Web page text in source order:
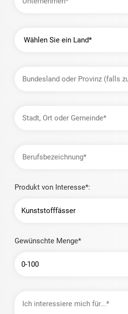
oder
Provinz
Ort
oder
Produkt von Interesse*:
Gewünschte Menge*
interessiere
mich